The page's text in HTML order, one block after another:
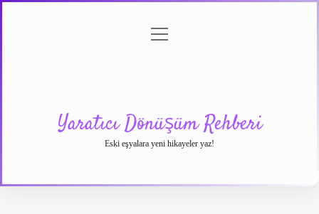
menüyü
Yaratıcı Dönüşüm Rehberi
Eski eşyalara yeni hikayeler yaz!